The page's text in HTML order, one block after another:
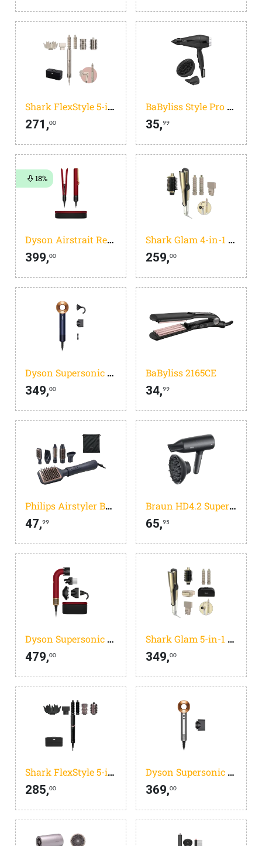
Shark FlexStyle 5-in-1 Stone HD446SLEU
271,00
BaByliss Style Pro 2100 6710DE
35,99
Dyson Airstrait Red Velvet/Goud
399,00
18%
Shark Glam 4-in-1 HD6041SEU
259,00
Dyson Supersonic Straight + Wavy Prussian Blue
349,00
BaByliss 2165CE
34,99
Philips Airstyler BHA530/00
47,99
Braun HD4.2 Super Iontec BRHD425E
65,95
Dyson Supersonic r Curly + Coily Red Velvet
479,00
Shark Glam 5-in-1 HD6051SEU
349,00
Shark FlexStyle 5-in-1 Zwart HD446EU
285,00
Dyson Supersonic Origin Nikkel/Koper
369,00